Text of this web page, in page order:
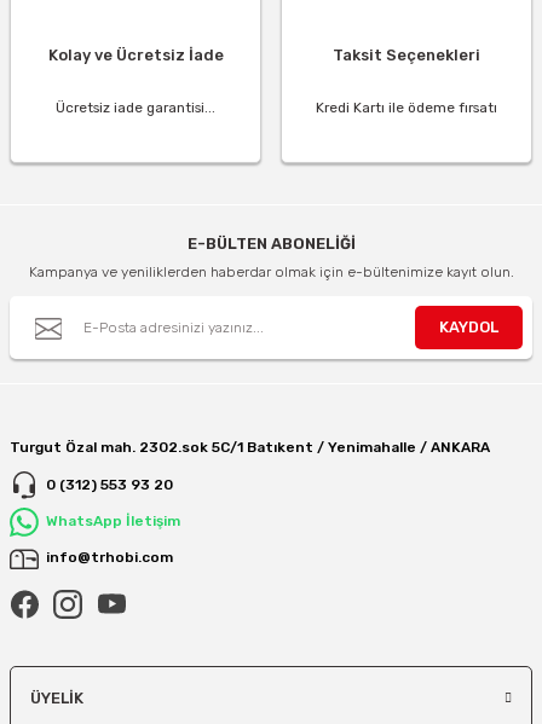
Kolay ve Ücretsiz İade
Ücretsiz iade garantisi...
Taksit Seçenekleri
Kredi Kartı ile ödeme fırsatı
E-BÜLTEN ABONELİĞİ
Kampanya ve yeniliklerden haberdar olmak için e-bültenimize kayıt olun.
KAYDOL
Turgut Özal mah. 2302.sok 5C/1 Batıkent / Yenimahalle / ANKARA
0 (312) 553 93 20
WhatsApp İletişim
info@trhobi.com
ÜYELIK